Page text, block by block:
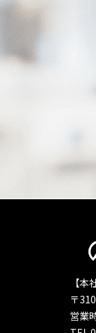
【本
〒
営業